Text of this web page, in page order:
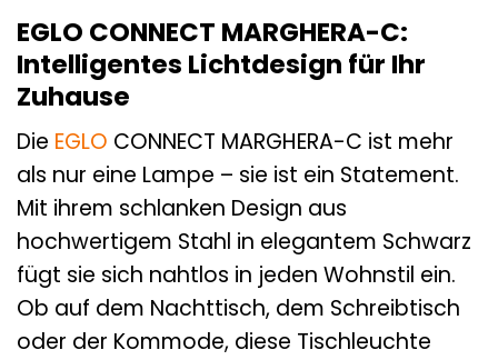
EGLO CONNECT MARGHERA-C:
Intelligentes Lichtdesign für Ihr
Zuhause
Die EGLO CONNECT MARGHERA-C ist mehr
als nur eine Lampe – sie ist ein Statement.
Mit ihrem schlanken Design aus
hochwertigem Stahl in elegantem Schwarz
fügt sie sich nahtlos in jeden Wohnstil ein.
Ob auf dem Nachttisch, dem Schreibtisch
oder der Kommode, diese Tischleuchte